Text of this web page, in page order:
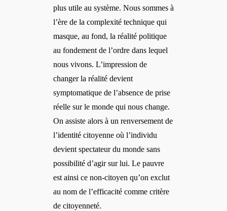
plus utile au système. Nous sommes à
l’ère de la complexité technique qui
masque, au fond, la réalité politique
au fondement de l’ordre dans lequel
nous vivons. L’impression de
changer la réalité devient
symptomatique de l’absence de prise
réelle sur le monde qui nous change.
On assiste alors à un renversement de
l’identité citoyenne où l’individu
devient spectateur du monde sans
possibilité d’agir sur lui. Le pauvre
est ainsi ce non-citoyen qu’on exclut
au nom de l’efficacité comme critère
de citoyenneté.